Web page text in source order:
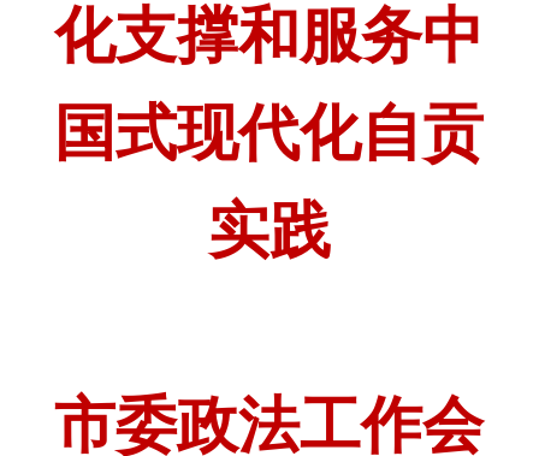
化支撑和服务中
国式现代化自贡
实践
市委政法工作会